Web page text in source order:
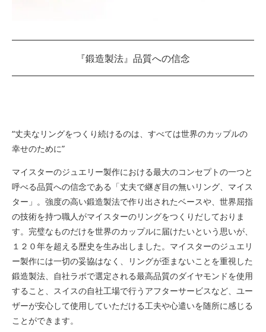
『鍛造製法』品質への信念
“丈夫なリングをつくり続けるのは、すべては世界のカップルの
幸せのために”
マイスターのジュエリー製作における最大のコンセプトの一つと
呼べる品質への信念である「丈夫で継ぎ目の無いリング、マイス
ター」。強度の高い鍛造製法で作り出されたベースや、世界屈指
の技術を持つ職人がマイスターのリングをつくりだしておりま
す。完璧なものだけを世界のカップルに届けたいという思いが、
１２０年を超える歴史を生み出しました。マイスターのジュエリ
ー製作には一切の妥協はなく、リングが歪まないことを重視した
鍛造製法、自社ラボで選定される最高品質のダイヤモンドを使用
すること、スイスの自社工場で行うアフターサービスなど、ユー
ザーが安心して使用していただける工夫や心遣いを随所に感じる
ことができます。